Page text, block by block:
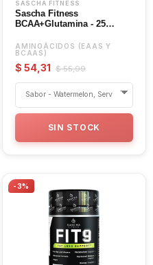
SASCHA FITNESS
Sascha Fitness
BCAA+Glutamina - 25
AMINOÁCIDOS (EAAS Y
BCAAS)
$ 54,31 $ 55,99
SIN STOCK
-3%